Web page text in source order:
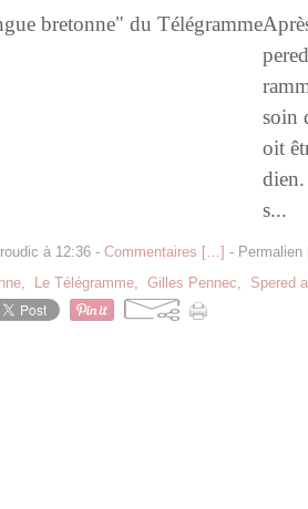
soin
oit
s...
à 12:36 - Commentaires […] - Permalien
, Le Télégramme, Gilles Pennec, Spered